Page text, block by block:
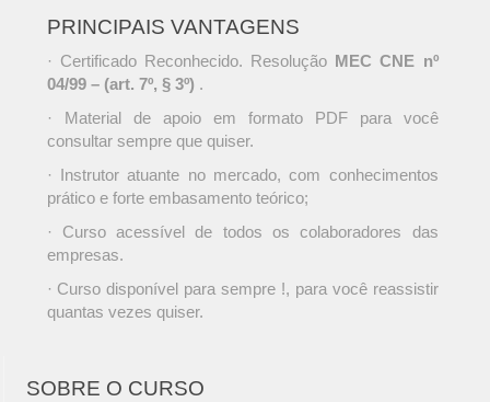
PRINCIPAIS VANTAGENS
· Certificado Reconhecido. Resolução MEC CNE nº
04/99 – (art. 7º, § 3º) .
· Material de apoio em formato PDF para você
consultar sempre que quiser.
· Instrutor atuante no mercado, com conhecimentos
prático e forte embasamento teórico;
· Curso acessível de todos os colaboradores das
empresas.
· Curso disponível para sempre !, para você reassistir
quantas vezes quiser.
SOBRE O CURSO